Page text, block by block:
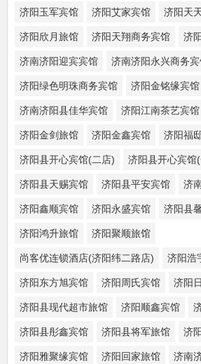
济阳玉军宾馆 济阳艾家宾馆 济阳天
济阳欣月旅馆 济阳天翔商务宾馆 济
济南济阳迎宾宾馆 济南济阳永兴商务
济阳绿色明珠商务宾馆 济阳金铭缘宾馆
济南济阳县佳华宾馆 济阳江南茶艺宾馆
济阳金剑旅馆 济阳金鑫宾馆 济阳福
济阳县开心宾馆(二店) 济阳县开心宾馆
济阳县天赐宾馆 济阳县平安宾馆 济
济阳鑫顺宾馆 济阳永盛宾馆 济阳县
济阳鸿升旅馆 济阳聚顺旅馆
尚客优连锁酒店(济阳纬二路店) 济阳浩
济阳东方旭宾馆 济阳周氏宾馆 济阳
济阳县现代超市旅馆 济阳顺鑫宾馆
济阳县彤鑫宾馆 济阳县将军旅馆 济
济阳雅聚缘宾馆 济阳回家旅馆 济南